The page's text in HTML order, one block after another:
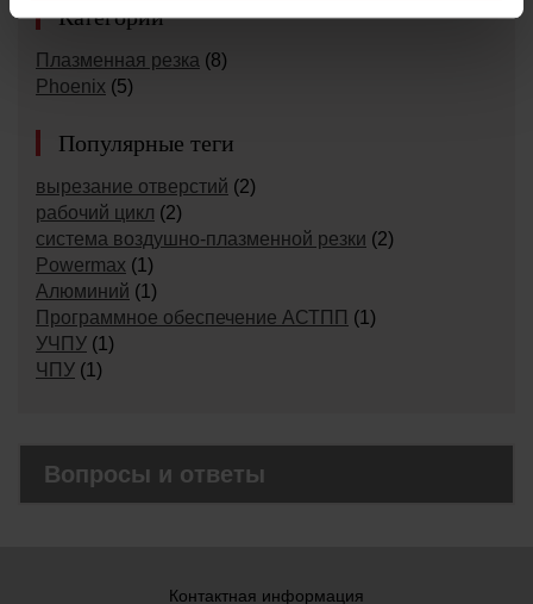
Категории
Плазменная резка (8)
Phoenix (5)
Популярные теги
вырезание отверстий (2)
рабочий цикл (2)
система воздушно-плазменной резки (2)
Powermax (1)
Алюминий (1)
Программное обеспечение АСТПП (1)
УЧПУ (1)
ЧПУ (1)
Вопросы и ответы
Контактная информация